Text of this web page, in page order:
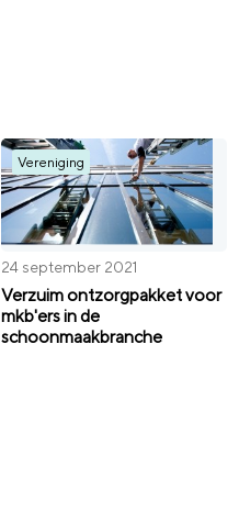
Vereniging
24 september 2021
Verzuim ontzorgpakket voor
mkb'ers in de
schoonmaakbranche